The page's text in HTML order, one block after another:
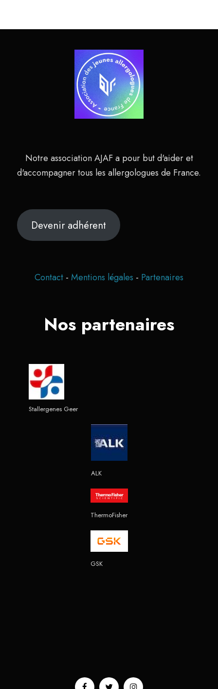
Notre association AJAF a pour but d'aider et
d'accompagner tous les allergologues de France.
Devenir adhérent
Contact - Mentions légales - Partenaires
Nos partenaires
Stallergenes Geer
ALK
ThermoFisher
GSK